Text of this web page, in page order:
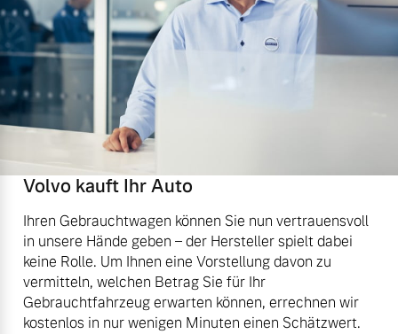
Volvo kauft Ihr Auto
Ihren Gebrauchtwagen können Sie nun vertrauensvoll
in unsere Hände geben – der Hersteller spielt dabei
keine Rolle. Um Ihnen eine Vorstellung davon zu
vermitteln, welchen Betrag Sie für Ihr
Gebrauchtfahrzeug erwarten können, errechnen wir
kostenlos in nur wenigen Minuten einen Schätzwert.